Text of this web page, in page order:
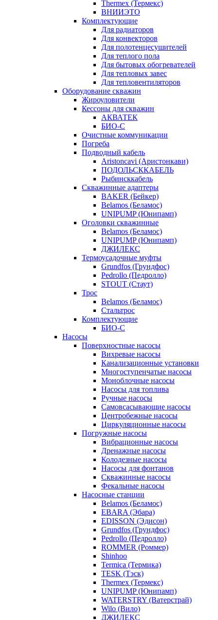
Thermex (Термекс)
ВНИИЭТО
Комплектующие
Для радиаторов
Для конвекторов
Для полотенцесушителей
Для теплого пола
Для бытовых обогревателей
Для тепловых завес
Для тепловентиляторов
Оборудование скважин
Жироуловители
Кессоны для скважин
АКВАТЕК
БИО-С
Очистные коммуникации
Погреба
Подводный кабель
Aristoncavi (Аристонкави)
ПОДОЛЬСККАБЕЛЬ
Рыбинсккабель
Скважинные адаптеры
BAKER (Бейкер)
Belamos (Беламос)
UNIPUMP (Юнипамп)
Оголовки скважинные
Belamos (Беламос)
UNIPUMP (Юнипамп)
ДЖИЛЕКС
Термоусадочные муфты
Grundfos (Грундфос)
Pedrollo (Педролло)
STOUT (Стаут)
Трос
Belamos (Беламос)
Стальтрос
Комплектующие
БИО-С
Насосы
Поверхностные насосы
Вихревые насосы
Канализационные установки
Многоступенчатые насосы
Моноблочные насосы
Насосы для топлива
Ручные насосы
Самовсасывающие насосы
Центробежные насосы
Циркуляционные насосы
Погружные насосы
Вибрационные насосы
Дренажные насосы
Колодезные насосы
Насосы для фонтанов
Скважинные насосы
Фекальные насосы
Насосные станции
Belamos (Беламос)
EBARA (Эбара)
EDISSON (Эдисон)
Grundfos (Грундфос)
Pedrollo (Педролло)
ROMMER (Роммер)
Shinhoo
Termica (Термика)
TESK (Тэск)
Thermex (Термекс)
UNIPUMP (Юнипамп)
WATERSTRY (Ватерстрай)
Wilo (Вило)
ДЖИЛЕКС